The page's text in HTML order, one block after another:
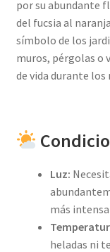
por su abundante
del fucsia al
símbolo de los
muros, pérgolas o
de vida durante los
Luz:
más
heladas ni